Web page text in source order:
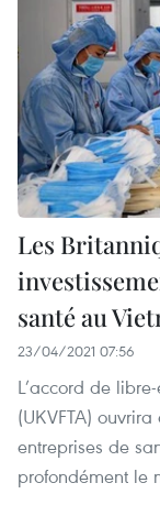
Les
santé au
23/04/2021 07:56
L’accord de
(UKVFTA)
entreprises de
profondément le